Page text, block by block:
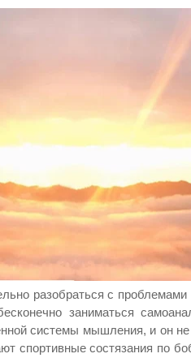
разобраться с
заниматься
системы мышления, и он
спортивные состязания по